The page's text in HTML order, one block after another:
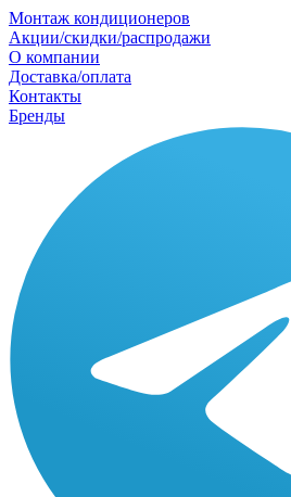
Монтаж кондиционеров
Акции/скидки/распродажи
О компании
Доставка/оплата
Контакты
Бренды